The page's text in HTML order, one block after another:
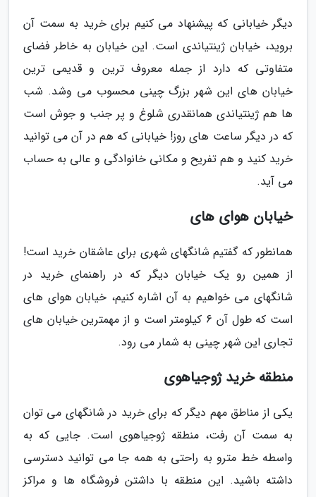
دیگر خیابانی که پیشنهاد می کنیم برای خرید به سمت آن
بروید، خیابان ژینتیاندی است. این خیابان به خاطر فضای
متفاوتی که دارد از جمله معروف ترین و قدیمی ترین
خیابان های این شهر بزرگ چینی محسوب می وشد. شب
ها هم ژینتیاندی همانقدری شلوغ و پر جنب و جوش است
که در دیگر ساعت های روز! خیابانی که هم در آن می توانید
خرید کنید و هم تفریح و مکانی خانوادگی و عالی به حساب
می آید.
خیابان هوای های
همانطور که گفتیم شانگهای شهری برای عاشقان خرید است!
از همین رو یک خیابان دیگر که در راهنمای خرید در
شانگهای می خواهیم به آن اشاره کنیم، خیابان هوای های
است که طول آن 6 کیلومتر است و از مهمترین خیابان های
تجاری این شهر چینی به شمار می رود.
منطقه خرید ژوجیاهوی
یکی از مناطق مهم دیگر که برای خرید در شانگهای می توان
به سمت آن رفت، منطقه ژوجیاهوی است. جایی که به
واسطه خط مترو به راحتی به همه جا می توانید دسترسی
داشته باشید. این منطقه با داشتن فروشگاه ها و مراکز